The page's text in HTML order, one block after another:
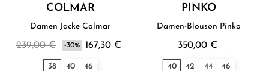
COLMAR
Damen Jacke Colmar
239,00 € -30% 167,30 €
38 40 46
PINKO
Damen-Blouson Pinko
350,00 €
40 42 44 46